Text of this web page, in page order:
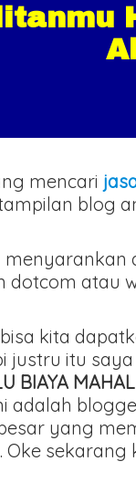
mencari
blog
atau
kita
justru itu
BIAYA
adalah
yang
Oke